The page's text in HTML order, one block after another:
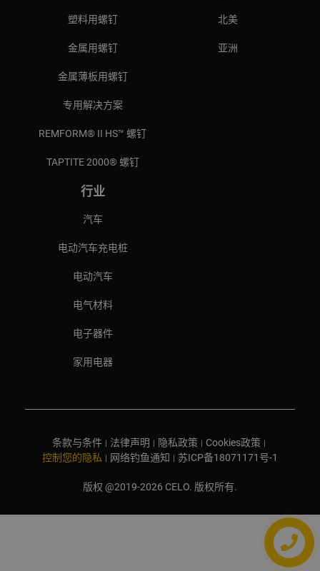
塑料用螺钉
金属用螺钉
金属薄板用螺钉
专用解决方案
REMFORM® II HS™ 螺钉
TAPTITE 2000® 螺钉
行业
汽车
电动汽车充电桩
电动汽车
电气材料
电子器件
家用电器
北美
亚洲
条款与条件 | 法律声明 | 隐私政策 | Cookies政策 |
控制您的隐私 | 网络钓鱼通知 | 苏ICP备18071171号-1
版权 @2019-2026 CELO. 版权所有.